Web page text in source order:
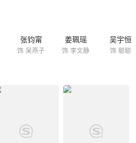
张钧甯
饰 吴燕子
姜珮瑶
饰 李文静
吴宇恒
饰 聪聪